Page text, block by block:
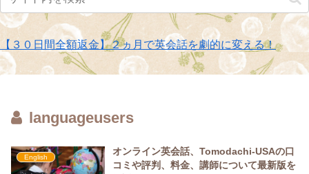
【３０日間全額返金】２ヵ月で英会話を劇的に変える！
languageusers
English
オンライン英会話、Tomodachi-USAの口
コミや評判、料金、講師について最新版を